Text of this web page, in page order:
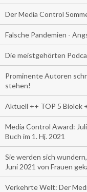
Der Media Control
Falsche Pandemien -
Die meistgehörten
Prominente Autoren
stehen!
Aktuell ++ TOP 5 Biolek
Media Control Award:
Buch im 1. Hj. 2021
Sie werden sich
Juni 2021 von Frauen
Verkehrte Welt: Der